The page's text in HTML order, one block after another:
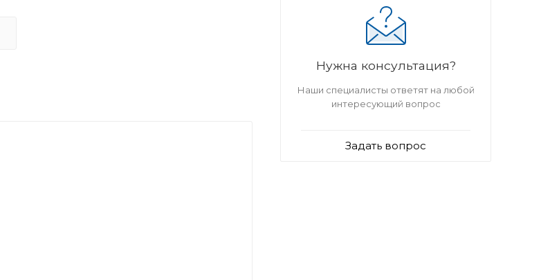
Нужна консультация?
Наши специалисты ответят на любой
интересующий вопрос
Задать вопрос